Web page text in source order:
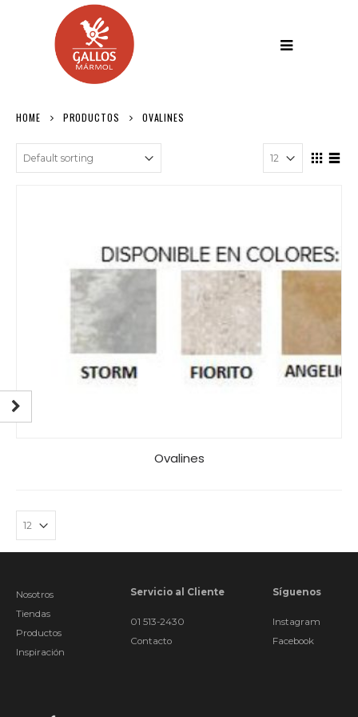
HOME PRODUCTOS OVALINES
Ovalines
Nosotros
Tiendas
Productos
Inspiración
Servicio al Cliente
01 513-2430
Contacto
Síguenos
Instagram
Facebook